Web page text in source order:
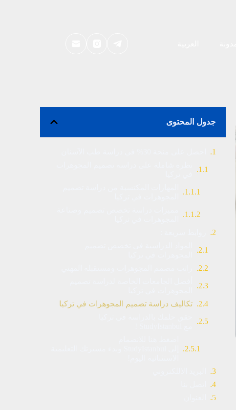
جدول المحتوى
تكاليف دراسة تصميم المجوهرات في تركيا